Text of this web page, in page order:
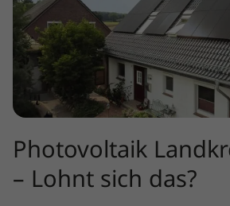
Photovoltaik
– Lohnt sich das?